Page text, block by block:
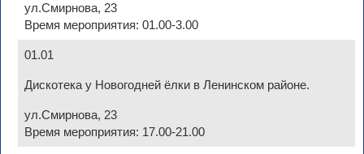
ул.Смирнова, 23
Время мероприятия: 01.00-3.00
01.01
Дискотека у Новогодней ёлки в Ленинском районе.
ул.Смирнова, 23
Время мероприятия: 17.00-21.00